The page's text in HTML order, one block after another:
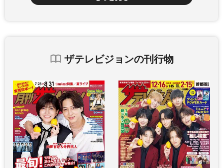
ザテレビジョンの刊行物